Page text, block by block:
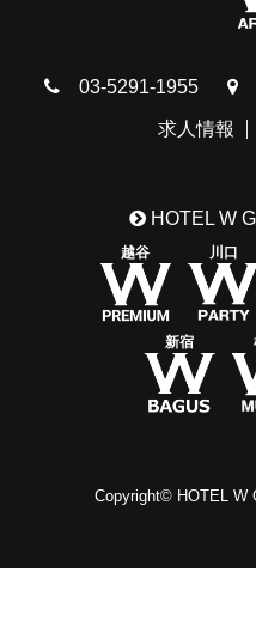
03-5291-1955
求人情報
HOTEL W
越谷 川口
新宿
Copyright© HOTEL W